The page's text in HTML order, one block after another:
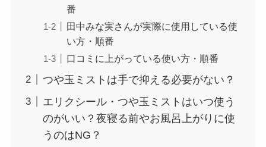
番
田中みな実さんが実際に使用している使
い方・順番
口コミに上がっている使い方・順番
つや玉ミストは手で抑える必要がない？
エリクシール・つや玉ミストはいつ使う
のがいい？夜寝る前やお風呂上がりに使
うのはNG？